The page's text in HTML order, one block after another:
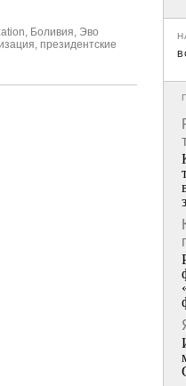
, Боливия, Эво
, президентские